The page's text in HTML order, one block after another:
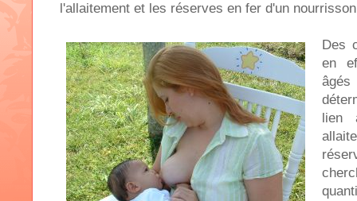
l'allaitement et les réserves en fer d'un
Des
en
âgés
lien